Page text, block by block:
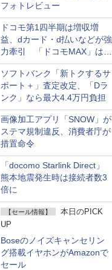
フォトレビュー
ドコモ第1四半期は増収増
益、dカード・d払いなどが強
力牽引 「ドコモMAX」は
400万契約突破
ソフトバンク「新トクするサ
ポート＋」査定改定、「Dラ
ンク」なら最大4.4万円負担
画像加工アプリ「SNOW」が
ステマ規制違反、消費者庁が
措置命令
「docomo Starlink Direct」
熊本地震発生時は接続者数3
倍に
【セール情報】
本日のPICK
UP
Boseのノイズキャンセリン
グ搭載イヤホンがAmazonで
セール